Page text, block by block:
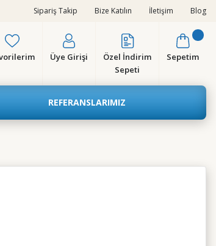
Sipariş Takip Bize Katılın İletişim Blog
Üye Girişi
Özel İndirim
Sepeti
Sepetim
REFERANSLARIMIZ